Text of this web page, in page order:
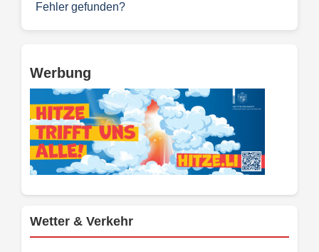
Fehler gefunden?
Werbung
Wetter & Verkehr